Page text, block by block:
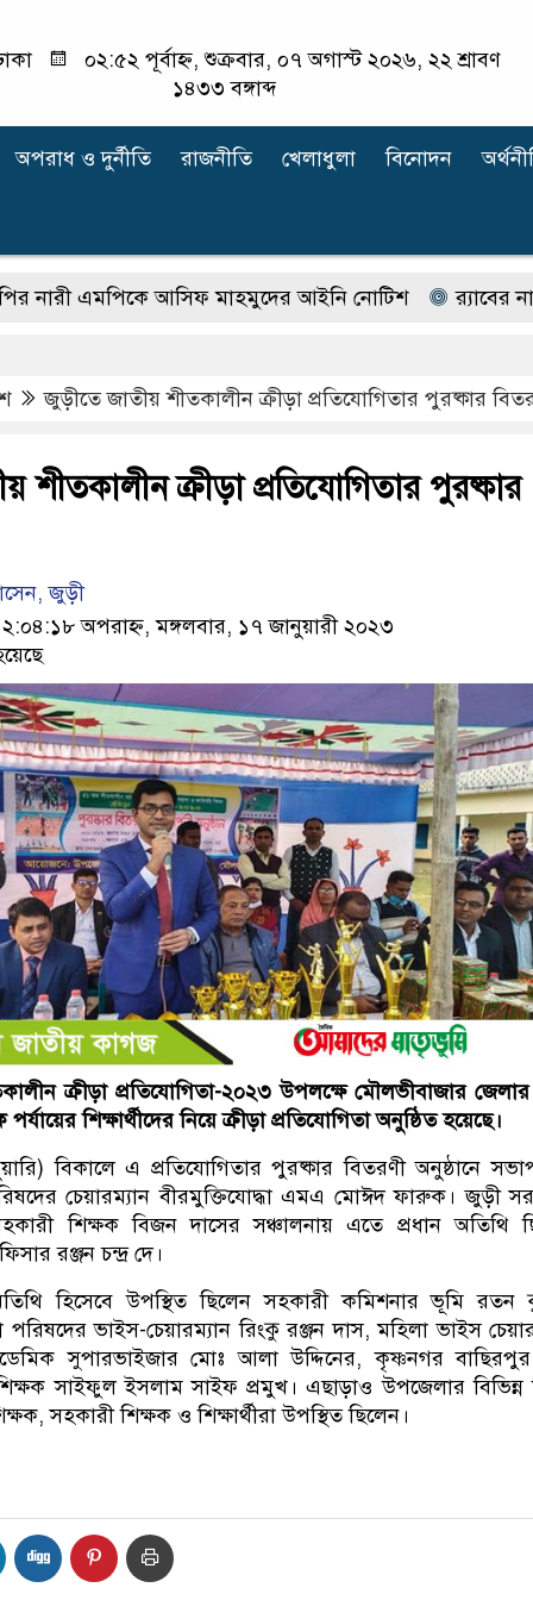
০২:৫২ পূর্বাহ্ন, শুক্রবার, ০৭ অগাস্ট ২০২৬, ২২ শ্রাবণ
১৪৩৩ বঙ্গাব্দ
অপরাধ ‍ও দুর্নীতি রাজনীতি খেলাধুলা বিনোদন
এমপিকে আসিফ মাহমুদের আইনি নোটিশ র‍্যাবের নাম
জুড়ীতে জাতীয় শীতকালীন ক্রীড়া প্রতিযোগিতার পুরষ্কার
শীতকালীন ক্রীড়া প্রতিযোগিতার পুরষ্কার
জুড়ী
অপরাহ্ন, মঙ্গলবার, ১৭ জানুয়ারী ২০২৩
ক্রীড়া প্রতিযোগিতা-২০২৩ উপলক্ষে মৌলভীবাজার
শিক্ষার্থীদের নিয়ে ক্রীড়া প্রতিযোগিতা অনুষ্ঠিত হয়েছে।
বিকালে এ প্রতিযোগিতার পুরষ্কার বিতরণী অনুষ্ঠানে
চেয়ারম্যান বীরমুক্তিযোদ্ধা এমএ মোঈদ ফারুক। জুড়ী
শিক্ষক বিজন দাসের সঞ্চালনায় এতে প্রধান অতিথি
রঞ্জন চন্দ্র দে।
হিসেবে উপস্থিত ছিলেন সহকারী কমিশনার ভূমি রতন
ভাইস-চেয়ারম্যান রিংকু রঞ্জন দাস, মহিলা ভাইস
সুপারভাইজার মোঃ আলা উদ্দিনের, কৃষ্ণনগর
শিক্ষক সাইফুল ইসলাম সাইফ প্রমুখ। এছাড়াও উপজেলার বিভিন্ন
সহকারী শিক্ষক ও শিক্ষার্থীরা উপস্থিত ছিলেন।